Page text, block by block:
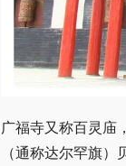
广福寺又称百灵庙
（通称达尔罕旗